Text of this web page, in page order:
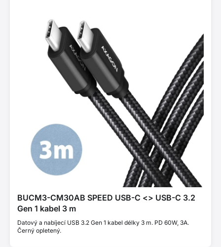
BUCM3-CM30AB SPEED USB-C <> USB-C 3.2
Gen 1 kabel 3 m
Datový a nabíjecí USB 3.2 Gen 1 kabel délky 3 m. PD 60W, 3A.
Černý opletený.